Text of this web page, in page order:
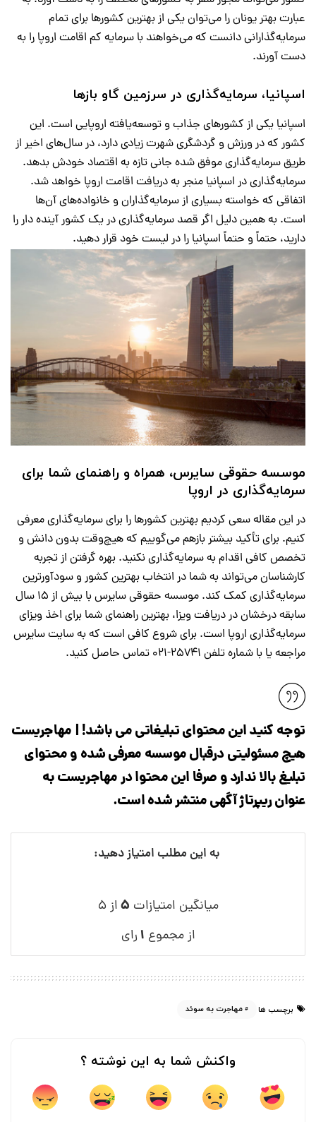
عبارت بهتر یونان را می‌توان یکی از بهترین کشورها برای تمام
سرمایه‌گذارانی دانست که می‌خواهند با سرمایه کم اقامت اروپا را به
دست آورند.
اسپانیا، سرمایه‌گذاری در سرزمین گاو بازها
اسپانیا یکی از کشورهای جذاب و توسعه‌یافته اروپایی است. این
کشور که در ورزش و گردشگری شهرت زیادی دارد، در سال‌های اخیر از
طریق سرمایه‌گذاری موفق شده جانی تازه به اقتصاد خودش بدهد.
سرمایه‌گذاری در اسپانیا منجر به دریافت اقامت اروپا خواهد شد.
اتفاقی که خواسته بسیاری از سرمایه‌گذاران و خانواده‌های آن‌ها
است. به همین دلیل اگر قصد سرمایه‌گذاری در یک کشور آینده دار را
دارید، حتماً و حتماً اسپانیا را در لیست خود قرار دهید.
موسسه حقوقی سایرس، همراه و راهنمای شما برای
سرمایه‌گذاری در اروپا
در این مقاله سعی کردیم بهترین کشورها را برای سرمایه‌گذاری معرفی
کنیم. برای تأکید بیشتر بازهم می‌گوییم که هیچ‌وقت بدون دانش و
تخصص کافی اقدام به سرمایه‌گذاری نکنید. بهره گرفتن از تجربه
کارشناسان می‌تواند به شما در انتخاب بهترین کشور و سودآورترین
سرمایه‌گذاری کمک کند. موسسه حقوقی سایرس با بیش از 15 سال
سابقه درخشان در دریافت ویزا، بهترین راهنمای شما برای اخذ ویزای
سرمایه‌گذاری اروپا است. برای شروع کافی است که به سایت سایرس
مراجعه یا با شماره تلفن 25741-021 تماس حاصل کنید.
توجه کنید این محتوای تبلیغاتی می باشد! | مهاجریست
هیچ مسئولیتی درقبال موسسه معرفی شده و محتوای
تبلیغ بالا ندارد و صرفا این محتوا در مهاجریست به
عنوان ریپرتاژ آگهی منتشر شده است.
به این مطلب امتیاز دهید:
میانگین امتیازات ۵از ۵
از مجموع ۱ رای
برچسب ها مهاجرت به سوئد
واکنش شما به این نوشته ؟